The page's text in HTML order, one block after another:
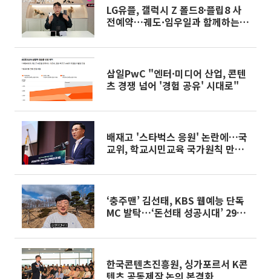
LG유플, 갤럭시 Z 폴드8·플립8 사
전예약…궤도·임우일과 함께하는
삼일PwC "엔터·미디어 산업, 콘텐
츠 경쟁 넘어 '경험 공유' 시대로"
배재고 '스타벅스 응원' 논란에…국
교위, 학교시민교육 국가원칙 만든
‘충주맨’ 김선태, KBS 웹예능 단독
MC 발탁…‘돈선태 성공시대’ 29일
한국콘텐츠진흥원, 싱가포르서 K콘
텐츠 공동제작 논의 본격화